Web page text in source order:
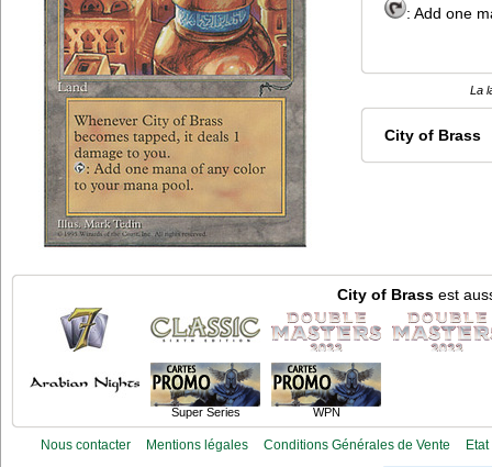
: Add one
La
City of Brass
City of Brass est
Super Series WPN
Nous contacter Mentions légales Conditions Générales de Vente